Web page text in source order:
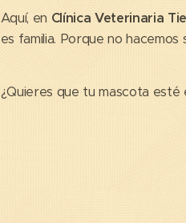
Aquí, en Clínica Veterinaria
es familia. Porque no hacemos
¿Quieres que tu mascota esté